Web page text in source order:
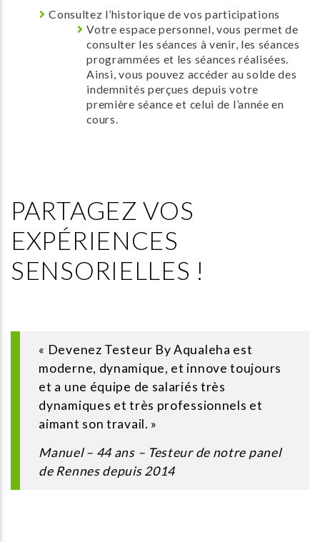
Consultez l’historique de vos participations
Votre espace personnel, vous permet de
consulter les séances à venir, les séances
programmées et les séances réalisées.
Ainsi, vous pouvez accéder au solde des
indemnités perçues depuis votre
première séance et celui de l’année en
cours.
PARTAGEZ VOS
EXPÉRIENCES
SENSORIELLES !
« Devenez Testeur By Aqualeha est
moderne, dynamique, et innove toujours
et a une équipe de salariés très
dynamiques et très professionnels et
aimant son travail. »
Manuel – 44 ans – Testeur de notre panel
de Rennes depuis 2014